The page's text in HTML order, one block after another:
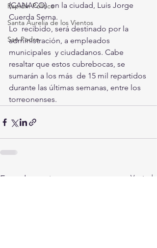
Rapidín Político
Santa Aurelia de los Vientos
San Pedro
(CANACO)  en la ciudad, Luis Jorge
Cuerda Serna.
Lo  recibido, será destinado por la
administración, a empleados
municipales  y ciudadanos. Cabe
resaltar que estos cubrebocas, se
sumarán a los más  de 15 mil repartidos
durante las últimas semanas, entre los
torreonenses.
Entradas recientes Ver todo